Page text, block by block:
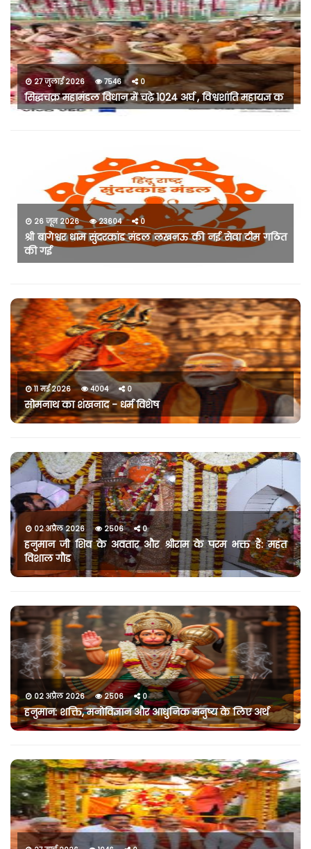
27 जुलाई 2026 7546 0
सिद्धचक्र महामंडल विधान में चढ़े 1024 अर्घ , विश्वशांति महायज्ञ क
26 जून 2026 23604 0
श्री बागेश्वर धाम सुंदरकांड मंडल लखनऊ की नई सेवा टीम गठित
की गई
11 मई 2026 4004 0
सोमनाथ का शंखनाद - धर्म विशेष
02 अप्रैल 2026 2506 0
हनुमान जी शिव के अवतार और श्रीराम के परम भक्त हैं: महंत
विशाल गौड
02 अप्रैल 2026 2506 0
हनुमान: शक्ति, मनोविज्ञान और आधुनिक मनुष्य के लिए अर्थ